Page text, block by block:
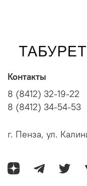
Контакты
8 (8412) 32-19-22
8 (8412) 34-54-53
г. Пенза, ул.